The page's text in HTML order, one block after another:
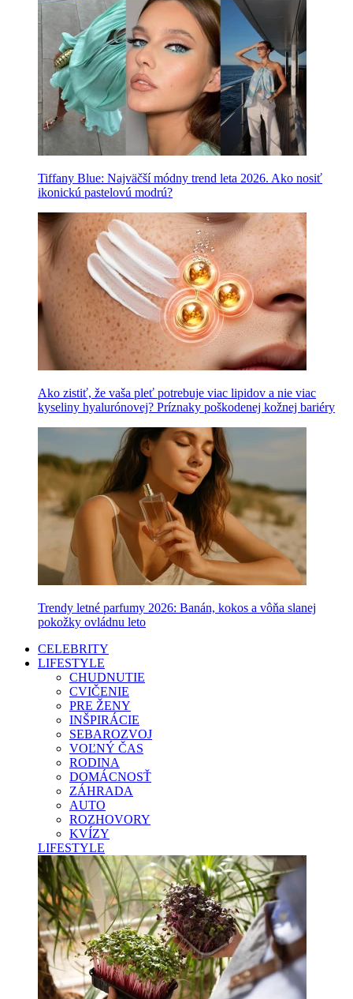
Tiffany Blue: Najväčší módny trend leta 2026. Ako nosiť
ikonickú pastelovú modrú?
Ako zistiť, že vaša pleť potrebuje viac lipidov a nie viac
kyseliny hyalurónovej? Príznaky poškodenej kožnej bariéry
Trendy letné parfumy 2026: Banán, kokos a vôňa slanej
pokožky ovládnu leto
CELEBRITY
LIFESTYLE
CHUDNUTIE
CVIČENIE
PRE ŽENY
INŠPIRÁCIE
SEBAROZVOJ
VOĽNÝ ČAS
RODINA
DOMÁCNOSŤ
ZÁHRADA
AUTO
ROZHOVORY
KVÍZY
LIFESTYLE